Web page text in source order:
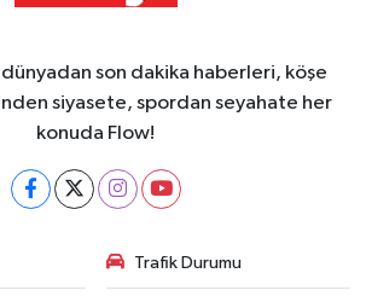
son dakika haberleri, köşe
siyasete, spordan seyahate her
konuda Flow!
Trafik Durumu